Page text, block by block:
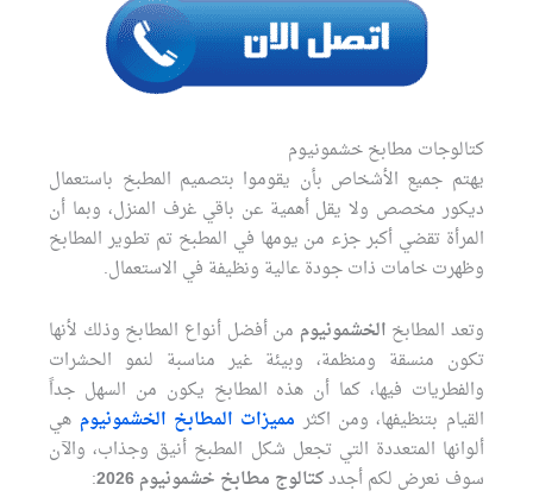
كتالوجات مطابخ خشمونيوم
يهتم جميع الأشخاص بأن يقوموا بتصميم المطبخ باستعمال
ديكور مخصص ولا يقل أهمية عن باقي غرف المنزل، وبما أن
المرأة تقضي أكبر جزء من يومها في المطبخ تم تطوير المطابخ
وظهرت خامات ذات جودة عالية ونظيفة في الاستعمال.
وتعد المطابخ الخشمونيوم من أفضل أنواع المطابخ وذلك لأنها
تكون منسقة ومنظمة، وبيئة غير مناسبة لنمو الحشرات
والفطريات فيها، كما أن هذه المطابخ يكون من السهل جداً
القيام بتنظيفها، ومن اكثر مميزات المطابخ الخشمونيوم هي
ألوانها المتعددة التي تجعل شكل المطبخ أنيق وجذاب، والآن
سوف نعرض لكم أجددكتالوج مطابخ خشمونيوم 2026 :